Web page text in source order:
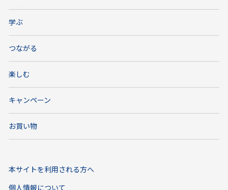
学ぶ
つながる
楽しむ
キャンペーン
お買い物
本サイトを利用される方へ
個人情報について